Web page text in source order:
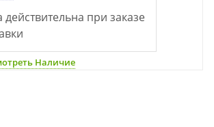
действительна при заказе
Наличие